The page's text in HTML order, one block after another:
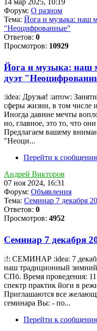
Форум: О разном
Тема: Йога и музыка: наш
"Неоцифрованные"
Ответов: 0
Просмотров: 10929
Йога и музыка: наш
дуэт
:idea: Друзья! :arrow:
сферы жизни, в том числе
Иногда давние мечты
но, главное, это то, что
Предлагаем вашему
"Неоци...
Перейти к
Андрей Викторов
07 ноя 2024, 16:31
Форум: Объявления
Тема: Семинар 7 декабря
Ответов: 0
Просмотров: 4952
Семинар 7 декабря
:!: СЕМИНАР :idea: 7
наш традиционный
СПб. Время проведения:
спектр практик йоги в
Приглашаются все
семинара Вы: - по...
Перейти к